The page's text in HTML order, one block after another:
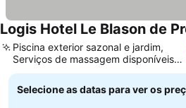
Logis Hotel Le Blason de
Piscina exterior sazonal e jardim,
Serviços de massagem disponíveis
no local
Selecione as datas para ver os